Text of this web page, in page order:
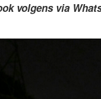
volgens via